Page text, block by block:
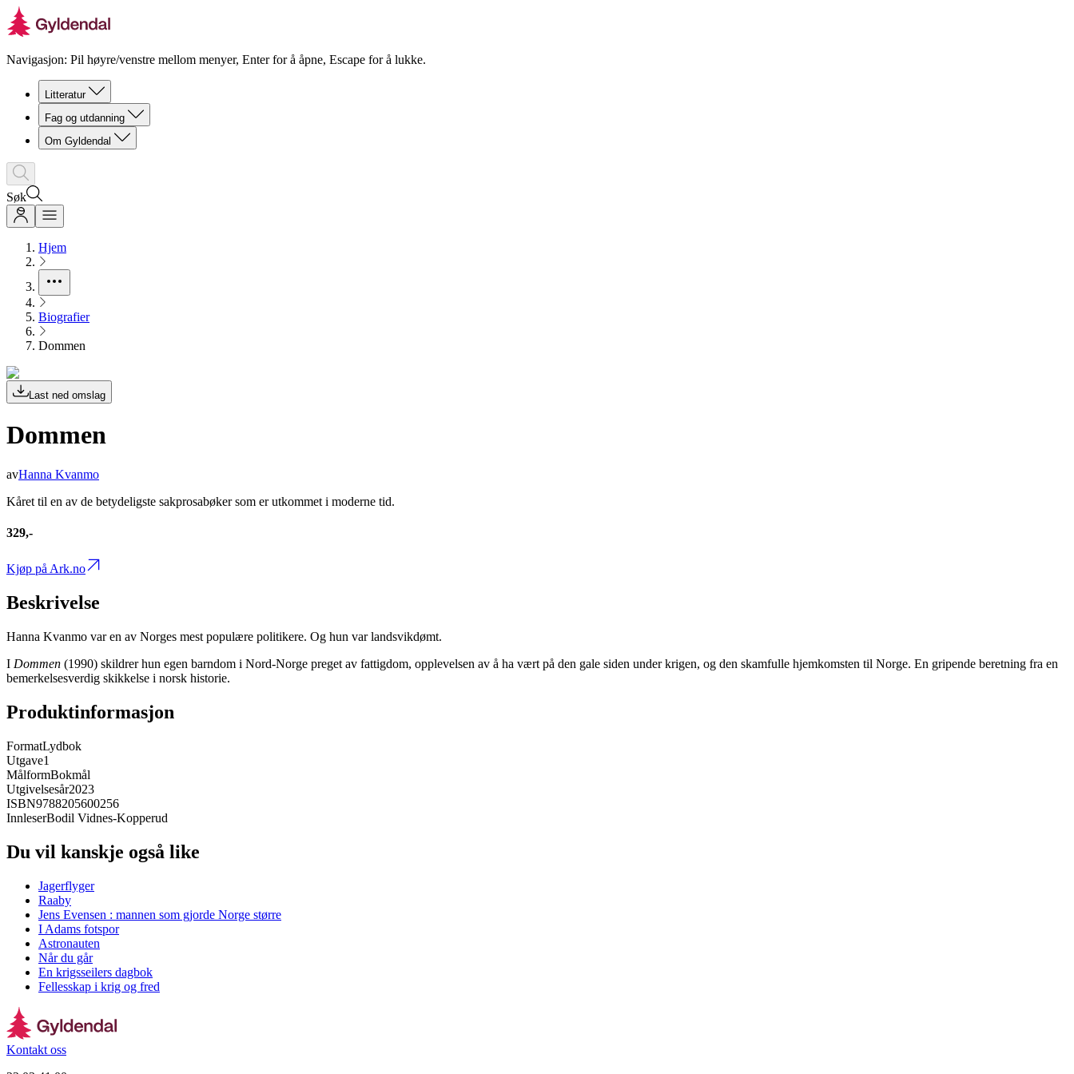
Navigasjon: Pil høyre/venstre mellom menyer, Enter for å åpne, Escape for å lukke.
Litteratur
Fag og utdanning
Om Gyldendal
Søk
Hjem
Biografier
Dommen
Last ned omslag
Dommen
avHanna Kvanmo
Kåret til en av de betydeligste sakprosabøker som er utkommet i moderne tid.
329,-
Kjøp på Ark.no
Beskrivelse
Hanna Kvanmo var en av Norges mest populære politikere. Og hun var landsvikdømt.
I Dommen (1990) skildrer hun egen barndom i Nord-Norge preget av fattigdom, opplevelsen av å ha vært på den gale siden under krigen, og den skamfulle hjemkomsten til Norge. En gripende beretning fra en
bemerkelsesverdig skikkelse i norsk historie.
Produktinformasjon
FormatLydbok
Utgave1
MålformBokmål
Utgivelsesår2023
ISBN9788205600256
InnleserBodil Vidnes-Kopperud
Du vil kanskje også like
Jagerflyger
Raaby
Jens Evensen : mannen som gjorde Norge større
I Adams fotspor
Astronauten
Når du går
En krigsseilers dagbok
Fellesskap i krig og fred
Kontakt oss